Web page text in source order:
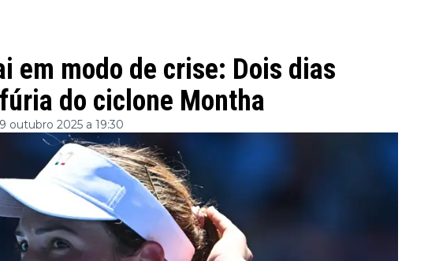
em modo de crise: Dois dias
do ciclone Montha
outubro 2025 a 19:30